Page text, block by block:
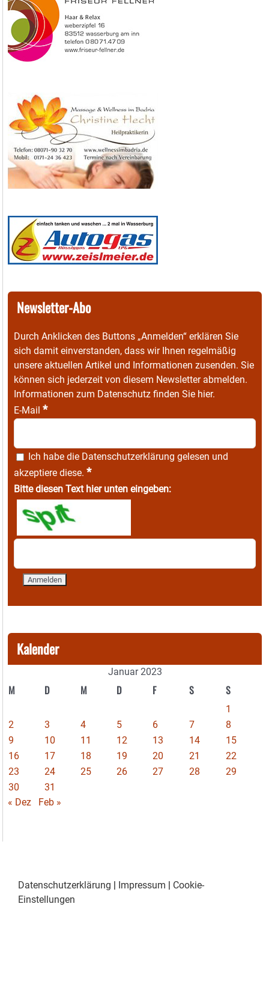
Newsletter-Abo
Durch Anklicken des Buttons „Anmelden“ erklären Sie
sich damit einverstanden, dass wir Ihnen regelmäßig
unsere aktuellen Artikel und Informationen zusenden. Sie
können sich jederzeit von diesem Newsletter abmelden.
Informationen zum Datenschutz finden Sie hier.
E-Mail *
Ich habe die Datenschutzerklärung gelesen und
akzeptiere diese. *
Bitte diesen Text hier unten eingeben:
Kalender
Januar 2023
M D M D F S S
1
2
3 4 5 6 7
8
9
10 11 12 13 14
15
16
17 18 19 20 21
22
23
24 25 26 27 28
29
30
31
« Dez
Feb »
Datenschutzerklärung | Impressum | Cookie-
Einstellungen